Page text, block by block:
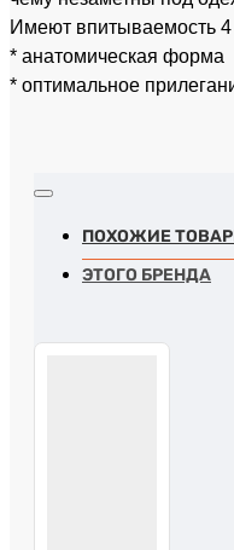
Имеют впитываемость
* анатомическая форма
* оптимальное
ПОХОЖИЕ
ЭТОГО БРЕНДА